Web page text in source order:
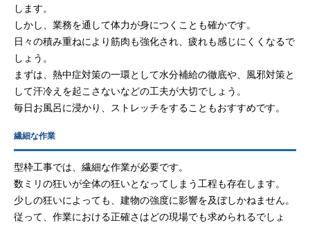
します。
しかし、業務を通して体力が身につくことも確かです。
日々の積み重ねにより筋肉も強化され、疲れも感じにくくなるで
しょう。
まずは、熱中症対策の一環として水分補給の徹底や、風邪対策と
して汗冷えを起こさないなどの工夫が大切でしょう。
毎日お風呂に浸かり、ストレッチをすることもおすすめです。
繊細な作業
型枠工事では、繊細な作業が必要です。
数ミリの狂いが全体の狂いとなってしまう工程も存在します。
少しの狂いによっても、建物の強度に影響を及ぼしかねません。
従って、作業における正確さはどの現場でも求められるでしょ